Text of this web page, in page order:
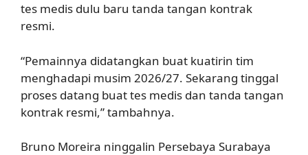
tes medis dulu baru tanda tangan kontrak
resmi.
“Pemainnya didatangkan buat kuatirin tim
menghadapi musim 2026/27. Sekarang tinggal
proses datang buat tes medis dan tanda tangan
kontrak resmi,” tambahnya.
Bruno Moreira ninggalin Persebaya Surabaya